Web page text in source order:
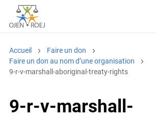
Accueil
Faire un don
Faire un don au nom d’une organisation
9-r-v-marshall-aboriginal-treaty-rights
9-r-v-marshall-